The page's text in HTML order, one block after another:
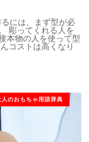
には、まず型が必
彫ってくれる人を
本物の人を使って型
コストは高くなり
人のおもちゃ用語辞典